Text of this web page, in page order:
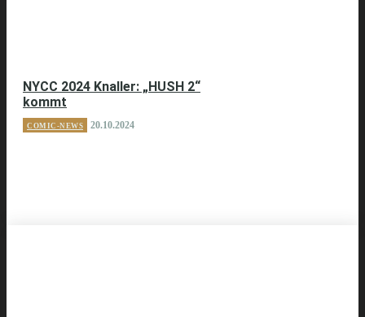
NYCC 2024 Knaller: „HUSH 2“
kommt
COMIC-NEWS 20.10.2024